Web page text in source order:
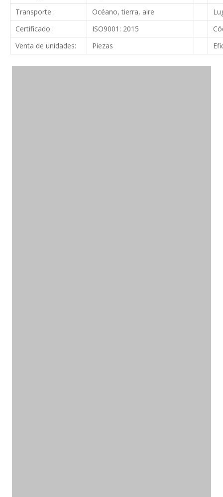
Transporte :
Océano, tierra, aire
Certificado :
ISO9001: 2015
Venta de unidades:
Piezas